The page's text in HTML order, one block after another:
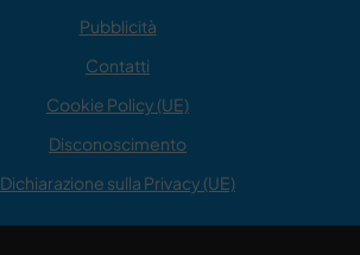
Pubblicità
Contatti
Cookie Policy (UE)
Disconoscimento
Dichiarazione sulla Privacy (UE)